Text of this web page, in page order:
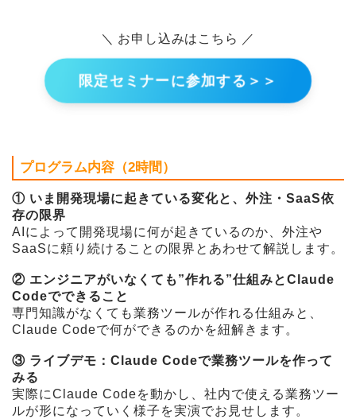
＼ お申し込みはこちら ／
限定セミナーに参加する＞＞
プログラム内容（2時間）
① いま開発現場に起きている変化と、外注・SaaS依
存の限界
AIによって開発現場に何が起きているのか、外注や
SaaSに頼り続けることの限界とあわせて解説します。
② エンジニアがいなくても”作れる”仕組みとClaude
Codeでできること
専門知識がなくても業務ツールが作れる仕組みと、
Claude Codeで何ができるのかを紐解きます。
③ ライブデモ：Claude Codeで業務ツールを作って
みる
実際にClaude Codeを動かし、社内で使える業務ツー
ルが形になっていく様子を実演でお見せします。